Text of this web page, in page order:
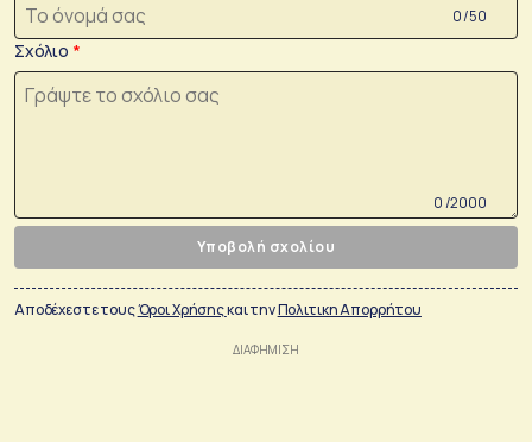
0 /50
Σχόλιο
0 /2000
Υποβολή σχολίου
Αποδέχεστε τουςΌροι Χρήσηςκαι τηνΠολιτικη Απορρήτου